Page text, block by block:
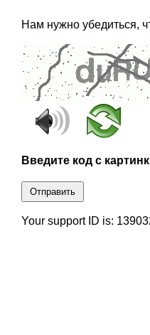
Нам нужно убедиться,
Введите код с
Отправить
Your support ID is: